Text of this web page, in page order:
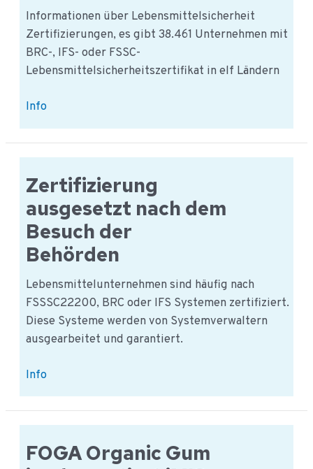
Informationen über Lebensmittelsicherheit
Zertifizierungen, es gibt 38.461 Unternehmen mit
BRC-, IFS- oder FSSC-
Lebensmittelsicherheitszertifikat in elf Ländern
BRC-,
und
FSSC
22000-
Zertifizierung:
Überblick
11
Länder
Info
Zertifizierung
ausgesetzt nach dem
Besuch der
Behörden
Lebensmittelunternehmen sind häufig nach
FSSSC22200, BRC oder IFS Systemen zertifiziert.
Diese Systeme werden von Systemverwaltern
ausgearbeitet und garantiert.
Zertifizierung
nach
dem
Besuch
der
Info
FOGA Organic Gum